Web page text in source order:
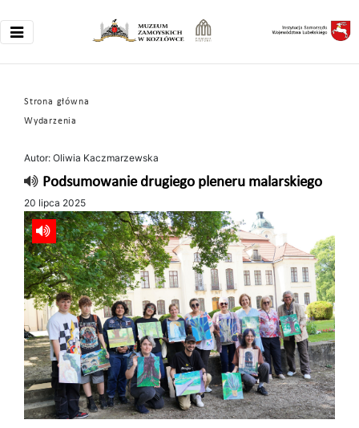
Strona główna
Wydarzenia
Autor: Oliwia Kaczmarzewska
Podsumowanie drugiego pleneru malarskiego
20 lipca 2025